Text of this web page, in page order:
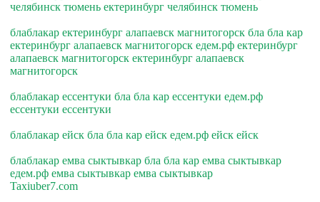
челябинск тюмень ектеринбург челябинск тюмень
блаблакар ектеринбург алапаевск магнитогорск бла бла кар
ектеринбург алапаевск магнитогорск едем.рф ектеринбург
алапаевск магнитогорск ектеринбург алапаевск
магнитогорск
блаблакар ессентуки бла бла кар ессентуки едем.рф
ессентуки ессентуки
блаблакар ейск бла бла кар ейск едем.рф ейск ейск
блаблакар емва сыктывкар бла бла кар емва сыктывкар
едем.рф емва сыктывкар емва сыктывкар
Taxiuber7.com